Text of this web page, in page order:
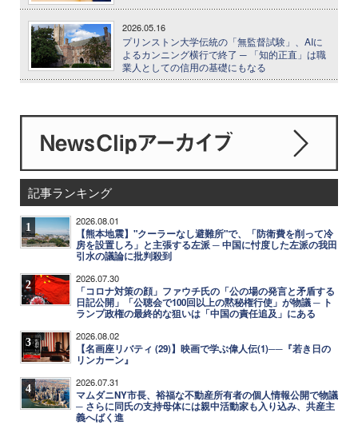
2026.05.16
プリンストン大学伝統の「無監督試験」、AIに
よるカンニング横行で終了 ─ 「知的正直」は職
業人としての信用の基礎にもなる
記事ランキング
1 2026.08.01
【熊本地震】"クーラーなし避難所"で、「防衛費を削って冷
房を設置しろ」と主張する左派 ─ 中国に忖度した左派の我田
引水の議論に批判殺到
2 2026.07.30
「コロナ対策の顔」ファウチ氏の「公の場の発言と矛盾する
日記公開」「公聴会で100回以上の黙秘権行使」が物議 ─ ト
ランプ政権の最終的な狙いは「中国の責任追及」にある
3 2026.08.02
【名画座リバティ (29)】映画で学ぶ偉人伝(1)──『若き日の
リンカーン』
4 2026.07.31
マムダニNY市長、裕福な不動産所有者の個人情報公開で物議
─ さらに同氏の支持母体には親中活動家も入り込み、共産主
義へばく進